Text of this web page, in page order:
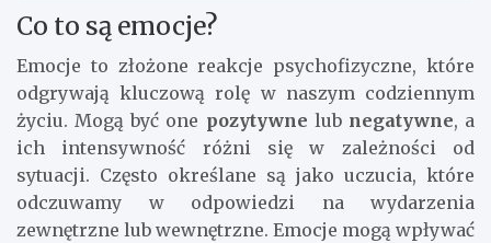
Co to są emocje?
Emocje to złożone reakcje psychofizyczne, które
odgrywają kluczową rolę w naszym codziennym
życiu. Mogą być one pozytywne lub negatywne, a
ich intensywność różni się w zależności od
sytuacji. Często określane są jako uczucia, które
odczuwamy w odpowiedzi na wydarzenia
zewnętrzne lub wewnętrzne. Emocje mogą wpływać